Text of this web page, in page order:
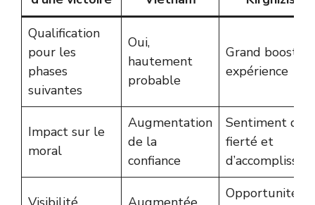
Qualification
pour les
phases
suivantes
Oui,
hautement
probable
Grand boost en
expérience
Impact sur le
moral
Augmentation
de la
confiance
Sentiment de
fierté et
Opportunité